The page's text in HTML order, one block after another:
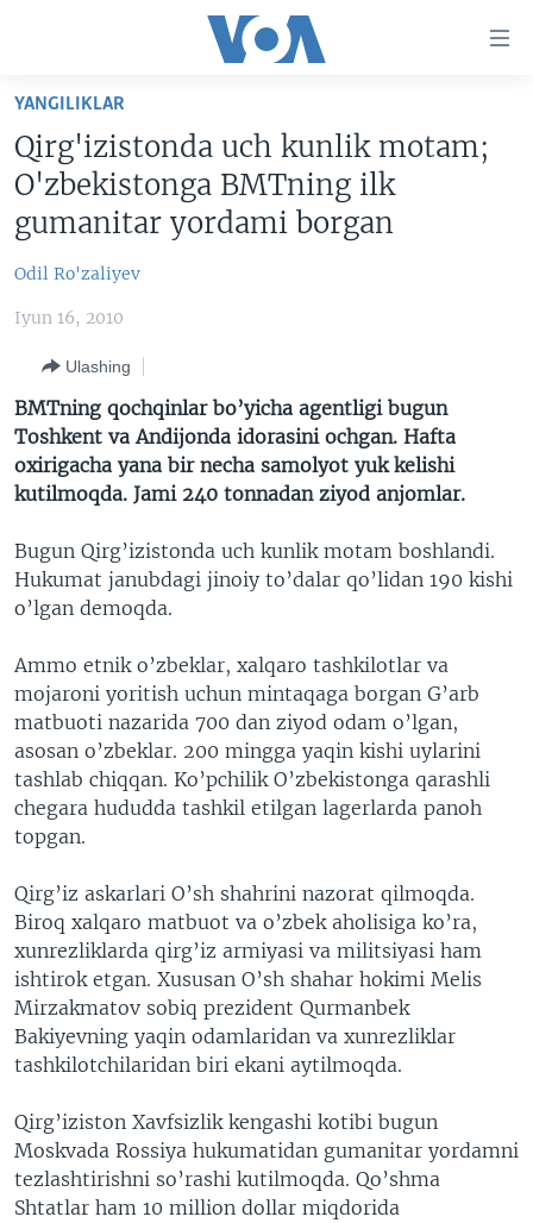
Boshiga
Qidiruvga
o'ting
AMERIKA
MARKAZIY OSIYO
AMERIKA MANZARALARI
XALQARO HAYOT
VASHINGTON CHOYXONASI
MOBIL-SALOM!
VIDEO
XABARLAR SURATLARDA
IJTIMOIY TARMOQLAR
FACEBOOK
YOUTUBE
INSTAGRAM
ODNOKLASSNIKI
TELEGRAM
SOUNDCLOUD
INGLIZ TILI DARSLARI
EDITORIAL
VOA
YANGILIKLAR
Qirg'izistonda uch kunlik motam;
O'zbekistonga BMTning ilk
gumanitar yordami borgan
Odil Ro'zaliyev
Iyun 16, 2010
Ulashing
BMTning qochqinlar bo’yicha agentligi bugun
Toshkent va Andijonda idorasini ochgan. Hafta
oxirigacha yana bir necha samolyot yuk kelishi
kutilmoqda. Jami 240 tonnadan ziyod anjomlar.
Bugun Qirg’izistonda uch kunlik motam boshlandi.
Hukumat janubdagi jinoiy to’dalar qo’lidan 190 kishi
o’lgan demoqda.
Ammo etnik o’zbeklar, xalqaro tashkilotlar va
mojaroni yoritish uchun mintaqaga borgan G’arb
matbuoti nazarida 700 dan ziyod odam o’lgan,
asosan o’zbeklar. 200 mingga yaqin kishi uylarini
tashlab chiqqan. Ko’pchilik O’zbekistonga qarashli
chegara hududda tashkil etilgan lagerlarda panoh
topgan.
Qirg’iz askarlari O’sh shahrini nazorat qilmoqda.
Biroq xalqaro matbuot va o’zbek aholisiga ko’ra,
xunrezliklarda qirg’iz armiyasi va militsiyasi ham
ishtirok etgan. Xususan O’sh shahar hokimi Melis
Mirzakmatov sobiq prezident Qurmanbek
Bakiyevning yaqin odamlaridan va xunrezliklar
tashkilotchilaridan biri ekani aytilmoqda.
Qirg’iziston Xavfsizlik kengashi kotibi bugun
Moskvada Rossiya hukumatidan gumanitar yordamni
tezlashtirishni so’rashi kutilmoqda. Qo’shma
Shtatlar ham 10 million dollar miqdorida